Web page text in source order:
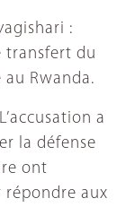
:
transfert du
au Rwanda.
a
la défense
ont
répondre aux